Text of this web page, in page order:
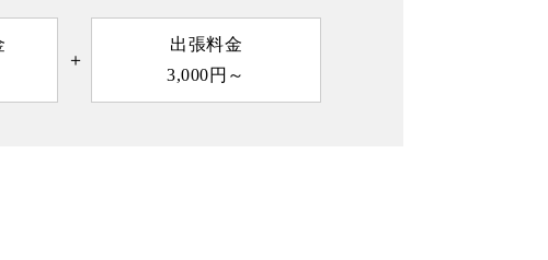
出張料金
3,000円～